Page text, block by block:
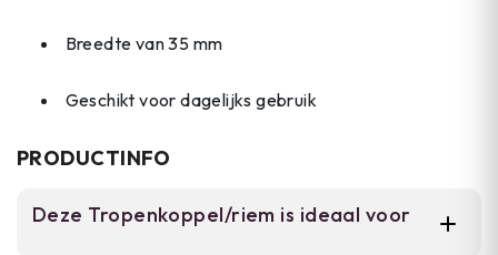
Breedte van 35 mm
Geschikt voor dagelijks gebruik
PRODUCTINFO
Deze Tropenkoppel/riem is ideaal voor